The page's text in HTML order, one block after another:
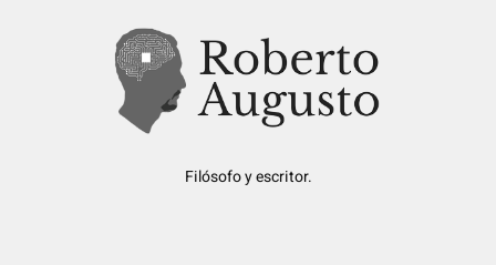
Filósofo y escritor.